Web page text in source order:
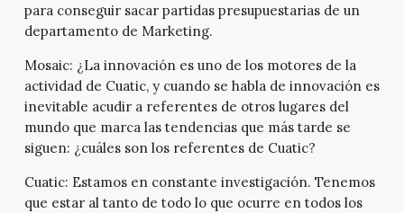
para conseguir sacar partidas presupuestarias de un
departamento de Marketing.
Mosaic: ¿La innovación es uno de los motores de la
actividad de Cuatic, y cuando se habla de innovación es
inevitable acudir a referentes de otros lugares del
mundo que marca las tendencias que más tarde se
siguen: ¿cuáles son los referentes de Cuatic?
Cuatic: Estamos en constante investigación. Tenemos
que estar al tanto de todo lo que ocurre en todos los